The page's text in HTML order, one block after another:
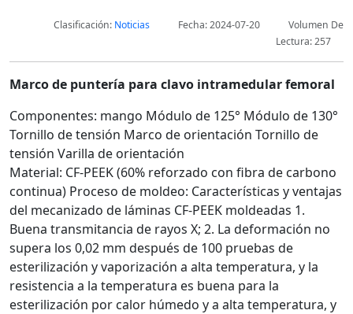
Clasificación: Noticias Fecha: 2024-07-20
Volumen De
Lectura: 257
Marco de puntería para clavo intramedular femoral
Componentes: mango Módulo de 125° Módulo de 130°
Tornillo de tensión Marco de orientación Tornillo de
tensión Varilla de orientación
Material: CF-PEEK (60% reforzado con fibra de carbono
continua) Proceso de moldeo: Características y ventajas
del mecanizado de láminas CF-PEEK moldeadas 1.
Buena transmitancia de rayos X; 2. La deformación no
supera los 0,02 mm después de 100 pruebas de
esterilización y vaporización a alta temperatura, y la
resistencia a la temperatura es buena para la
esterilización por calor húmedo y a alta temperatura, y